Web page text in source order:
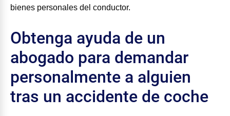
bienes personales del conductor.
Obtenga ayuda de un
abogado para demandar
personalmente a alguien
tras un accidente de coche